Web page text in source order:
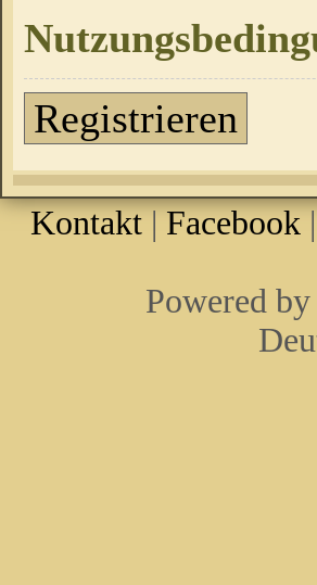
Registrieren
Kontakt | Facebook |
Powered by